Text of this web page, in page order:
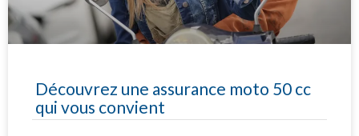
Découvrez une assurance moto 50 cc
qui vous convient